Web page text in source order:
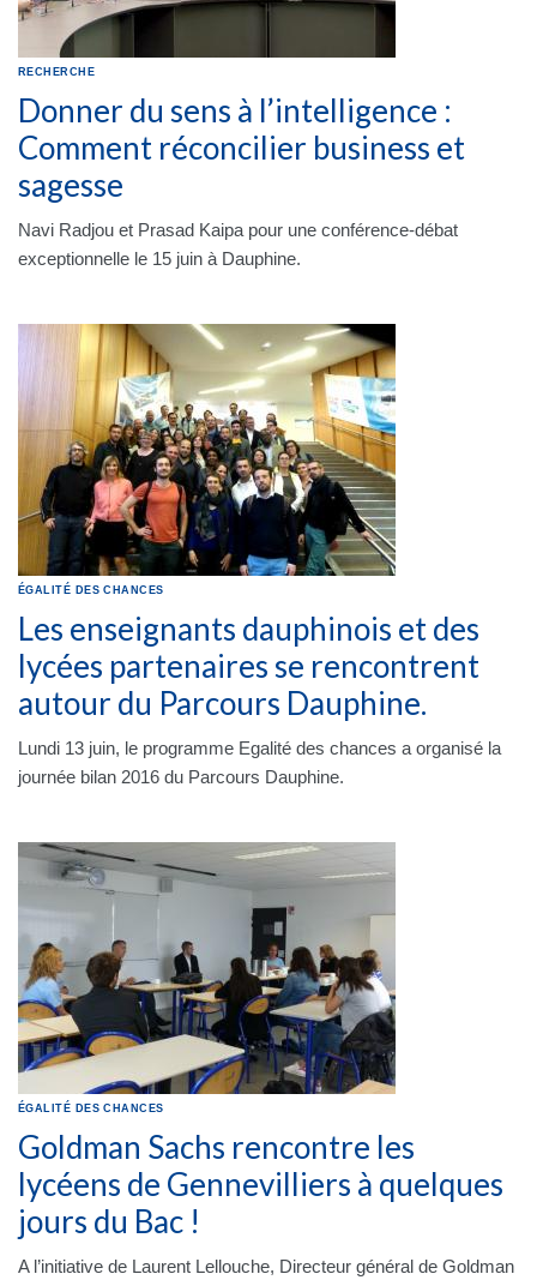
RECHERCHE
Donner du sens à l’intelligence :
Comment réconcilier business et
sagesse
Navi Radjou et Prasad Kaipa pour une conférence-débat
exceptionnelle le 15 juin à Dauphine.
ÉGALITÉ DES CHANCES
Les enseignants dauphinois et des
lycées partenaires se rencontrent
autour du Parcours Dauphine.
Lundi 13 juin, le programme Egalité des chances a organisé la
journée bilan 2016 du Parcours Dauphine.
ÉGALITÉ DES CHANCES
Goldman Sachs rencontre les
lycéens de Gennevilliers à quelques
jours du Bac !
A l’initiative de Laurent Lellouche, Directeur général de Goldman